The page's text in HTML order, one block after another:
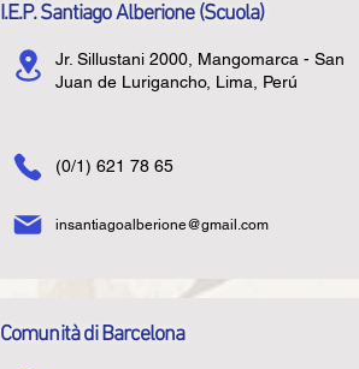
I.E.P. Santiago Alberione (Scuola)
Jr. Sillustani 2000, Mangomarca - San
Juan de Lurigancho, Lima, Perú
(0/1) 621 78 65
insantiagoalberione@gmail.com
Comunità di Barcelona